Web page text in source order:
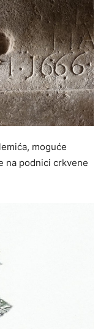
moguće
na podnici crkvene